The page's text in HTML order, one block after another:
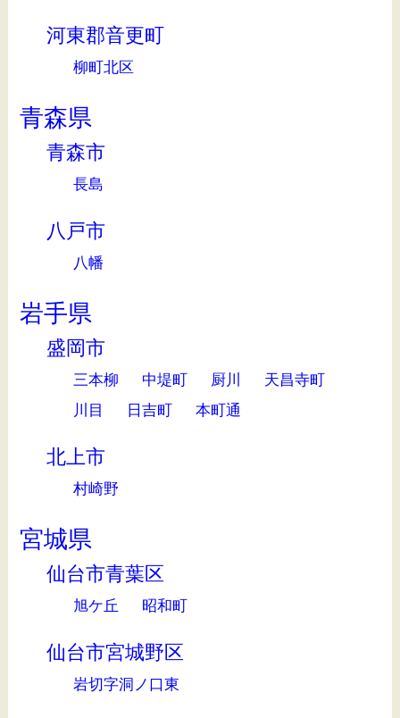
河東郡音更町
柳町北区
青森県
青森市
長島
八戸市
八幡
岩手県
盛岡市
三本柳 中堤町 厨川
天昌寺町
川目
日吉町 本町通
北上市
村崎野
宮城県
仙台市青葉区
旭ケ丘 昭和町
仙台市宮城野区
岩切字洞ノ口東